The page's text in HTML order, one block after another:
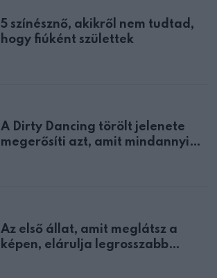
5 színésznő, akikről nem tudtad,
hogy fiúként születtek
A Dirty Dancing törölt jelenete
megerősíti azt, amit mindannyian
Az első állat, amit meglátsz a
képen, elárulja legrosszabb